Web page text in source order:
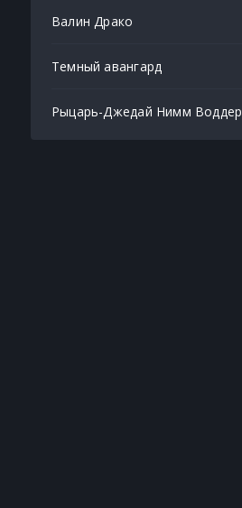
Валин Драко
Темный авангард
Рыцарь-Джедай Нимм Воддер